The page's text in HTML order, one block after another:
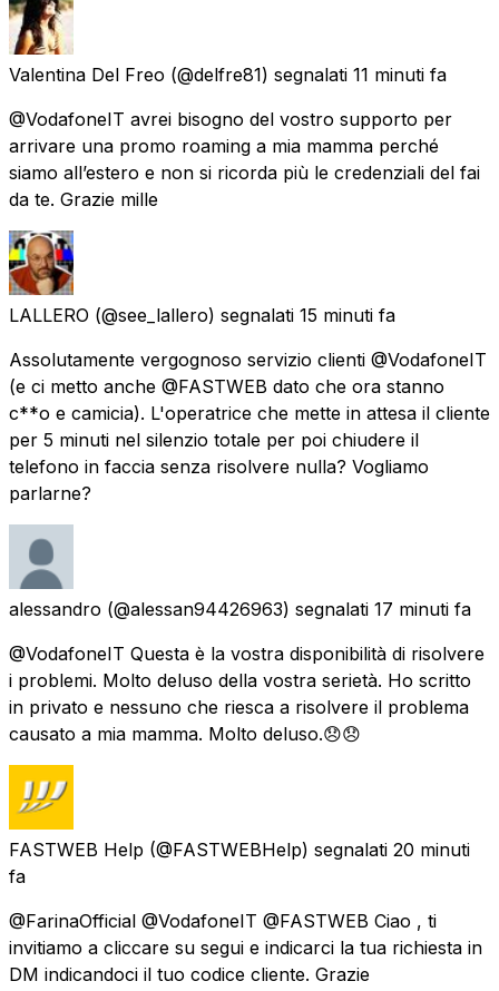
Valentina Del Freo (@delfre81) segnalati 11 minuti fa
@VodafoneIT avrei bisogno del vostro supporto per
arrivare una promo roaming a mia mamma perché
siamo all’estero e non si ricorda più le credenziali del fai
da te. Grazie mille
LALLERO (@see_lallero) segnalati 15 minuti fa
Assolutamente vergognoso servizio clienti @VodafoneIT
(e ci metto anche @FASTWEB dato che ora stanno
c**o e camicia). L'operatrice che mette in attesa il cliente
per 5 minuti nel silenzio totale per poi chiudere il
telefono in faccia senza risolvere nulla? Vogliamo
parlarne?
alessandro (@alessan94426963) segnalati 17 minuti fa
@VodafoneIT Questa è la vostra disponibilità di risolvere
i problemi. Molto deluso della vostra serietà. Ho scritto
in privato e nessuno che riesca a risolvere il problema
causato a mia mamma. Molto deluso.😞😞
FASTWEB Help (@FASTWEBHelp) segnalati 20 minuti
fa
@FarinaOfficial @VodafoneIT @FASTWEB Ciao , ti
invitiamo a cliccare su segui e indicarci la tua richiesta in
DM indicandoci il tuo codice cliente. Grazie